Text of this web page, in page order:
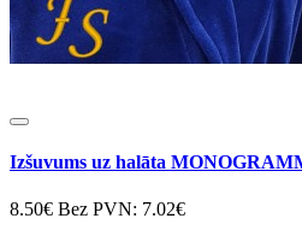
Izšuvums uz halāta
8.50€ Bez PVN: 7.02€